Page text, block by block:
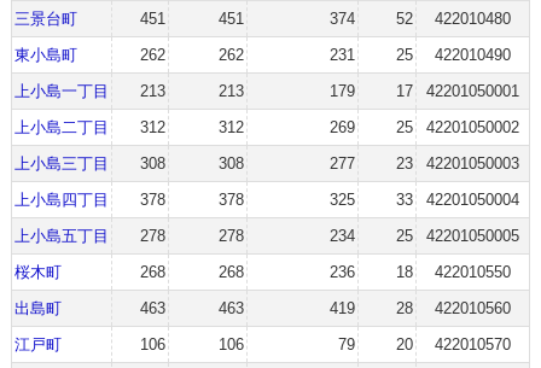
三景台町
451 451 374 52
422010480
東小島町
262 262 231 25
422010490
上小島一丁目
213 213 179 17
42201050001
上小島二丁目
312 312 269 25
42201050002
上小島三丁目
308 308 277 23
42201050003
上小島四丁目
378 378 325 33
42201050004
上小島五丁目
278 278 234 25
42201050005
桜木町
268 268 236 18
422010550
出島町
463 463 419 28
422010560
江戸町
106 106 79 20
422010570